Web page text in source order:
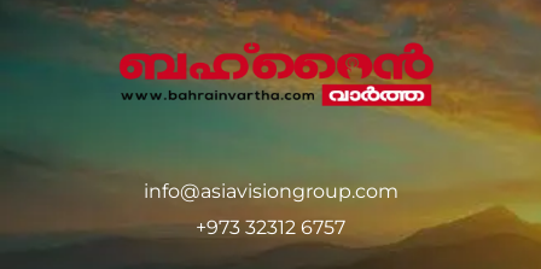
info@asiavisiongroup.com
+973 32312 6757